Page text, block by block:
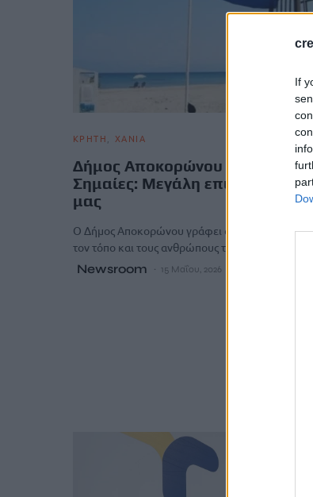
If
ΚΡΗΤΗ ΧΑΝΙΑ
Δήμος Αποκορώνου για
Σημαίες: Μεγάλη επιτυχία του
μας
Ο Δήμος Αποκορώνου γράφει ακόμη μία μεγάλη
τον τόπο και τους ανθρώπους του, καθώς
Newsroom 15 Μαΐου, 2026